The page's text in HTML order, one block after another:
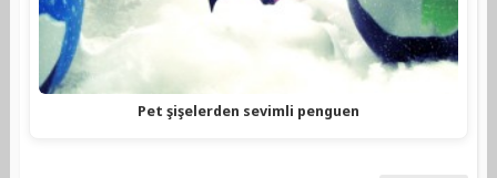
Pet şişelerden sevimli penguen